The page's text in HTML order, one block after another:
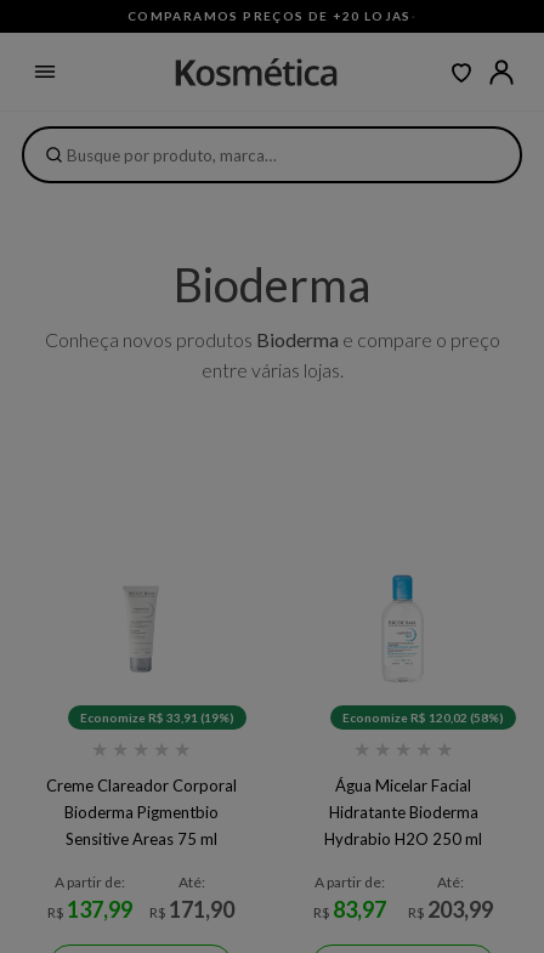
COMPARAMOS PREÇOS DE +20 LOJAS ·
Bioderma
Conheça novos produtos Bioderma e compare o preço
entre várias lojas.
Economize R$ 33,91 (19%)
★ ★ ★ ★ ★
Creme Clareador Corporal
Bioderma Pigmentbio
Sensitive Areas 75 ml
A partir de:
R$ 137,99
Até:
R$ 171,90
Economize R$ 120,02 (58%)
★ ★ ★ ★ ★
Água Micelar Facial
Hidratante Bioderma
Hydrabio H2O 250 ml
A partir de:
R$ 83,97
Até:
R$ 203,99